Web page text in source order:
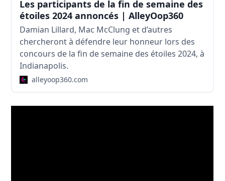
Les participants de la fin de semaine des
étoiles 2024 annoncés | AlleyOop360
Damian Lillard, Mac McClung et d’autres
chercheront à défendre leur honneur lors des
concours de la fin de semaine des étoiles 2024, à
Indianapolis.
alleyoop360.com